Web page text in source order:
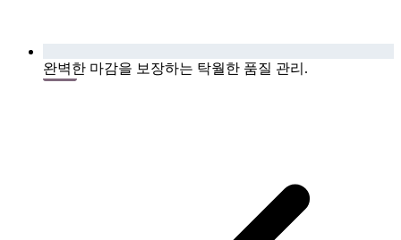
완벽한 마감을 보장하는 탁월한 품질 관리.